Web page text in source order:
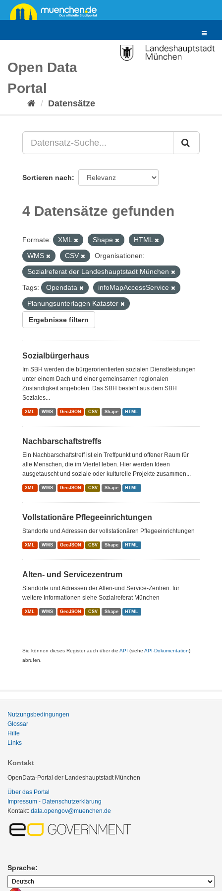
Überspringen
zum
Toggle
Open Data
Portal
Datensätze
Sortieren nach
4 Datensätze gefunden
Formate: XML Shape
HTML
WMS
CSV
Organisationen:
Sozialreferat der Landeshauptstadt München
Tags:
Opendata
infoMapAccessService
Planungsunterlagen Kataster
Ergebnisse filtern
Sozialbürgerhaus
Im SBH werden die bürgerorientierten sozialen Dienstleistungen
unter einem Dach und einer gemeinsamen regionalen
Zuständigkeit angeboten. Das SBH besteht aus dem SBH
Soziales...
XML WMS GeoJSON CSV Shape HTML
Nachbarschaftstreffs
Ein Nachbarschaftstreff ist ein Treffpunkt und offener Raum für
alle Menschen, die im Viertel leben. Hier werden Ideen
ausgetauscht und soziale oder kulturelle Projekte zusammen...
XML WMS GeoJSON CSV Shape HTML
Vollstationäre Pflegeeinrichtungen
Standorte und Adressen der vollstationären Pflegeeinrichtungen
XML WMS GeoJSON CSV Shape HTML
Alten- und Servicezentrum
Standorte und Adressen der Alten-und Service-Zentren. für
weitere Informationen siehe Sozialreferat München
XML WMS GeoJSON CSV Shape HTML
Sie können dieses Register auch über die API (siehe API-Dokumentation)
abrufen.
Nutzungsbedingungen
Glossar
Hilfe
Links
Kontakt
OpenData-Portal der Landeshauptstadt München
Über das Portal
Impressum - Datenschutzerklärung
Kontakt: data.opengov@muenchen.de
Sprache